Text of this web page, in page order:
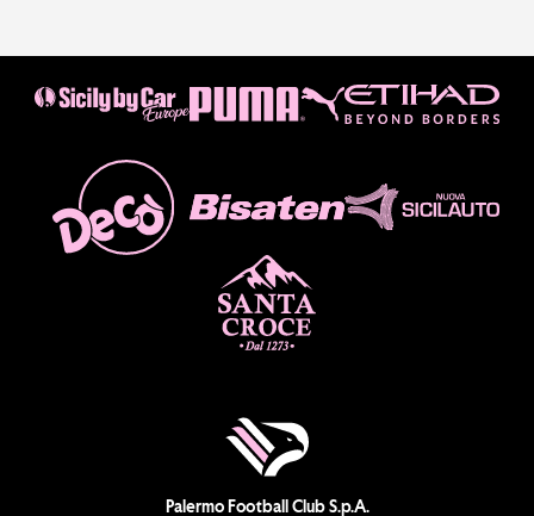
Palermo Football Club S.p.A.